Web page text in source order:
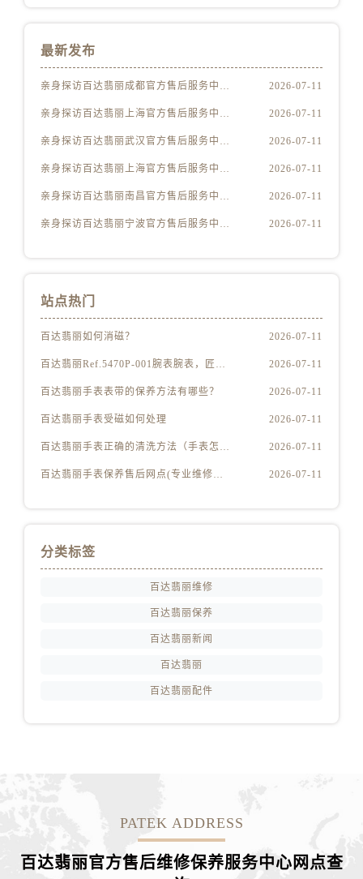
江西省上饶市信州区滨江西路百达翡丽售后服务中心（需提前预约）
山东省济南市历下区经十路11111号华润中心写字楼（万象城）15层1508室百达翡丽售后服务中心（需提前预约）
山东省泰安市泰山区财源街道泰山大街百达翡丽售后服务中心（需提前预约）
上海市黄浦区南京东路299号宏伊国际广场写字楼8层806室百达翡丽售后服务中心（需提前预约）
上海市徐汇区虹桥路3号港汇中心2座37层3705室百达翡丽售后服务中心（需提前预约）
浙江省丽水市莲都区解放街百达翡丽售后服务中心（需提前预约）
浙江省宁波市江北区大闸南路500号来福士广场办公楼20层2009室百达翡丽售后服务中心（需提前预约）
广东省广州市越秀区环市东路371-375号世界贸易中心大厦南塔15层1507室百达翡丽售后服务中心（需提前预约）
最新发布
亲身探访百达翡丽成都官方售后服务中心｜全新维修门店地址及电话（2026年7月最新） 2026-07-11
亲身探访百达翡丽上海官方售后服务中心｜网点地址与客服电话（2026年7月最新） 2026-07-11
亲身探访百达翡丽武汉官方售后服务中心｜全部网点地址电话（2026年7月最新） 2026-07-11
亲身探访百达翡丽上海官方售后服务中心｜网点地址及热线（2026年7月最新） 2026-07-11
亲身探访百达翡丽南昌官方售后服务中心｜地址与官方电话（2026年7月最新） 2026-07-11
亲身探访百达翡丽宁波官方售后服务中心｜官方电话和维修地址（2026年7月最新） 2026-07-11
站点热门
百达翡丽如何消磁？ 2026-07-11
百达翡丽Ref.5470P-001腕表腕表，匠心独运 2026-07-11
百达翡丽手表表带的保养方法有哪些？ 2026-07-11
百达翡丽手表受磁如何处理 2026-07-11
百达翡丽手表正确的清洗方法（手表怎样才能清洗干净） 2026-07-11
百达翡丽手表保养售后网点(专业维修服务，全国售后网点查询) 2026-07-11
分类标签
百达翡丽维修
百达翡丽保养
百达翡丽新闻
百达翡丽
百达翡丽配件
PATEK ADDRESS
百达翡丽官方售后维修保养服务中心网点查